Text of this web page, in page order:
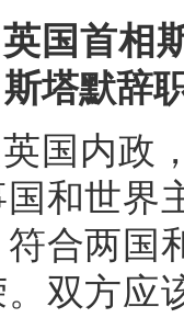
国首相
塔默辞
国内政
和世界
合两国
双方应